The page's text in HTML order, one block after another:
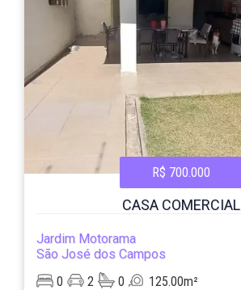
R$ 700.000
CASA COMERCIAL
Jardim Motorama
São José dos Campos
0
2 0 125.00m²